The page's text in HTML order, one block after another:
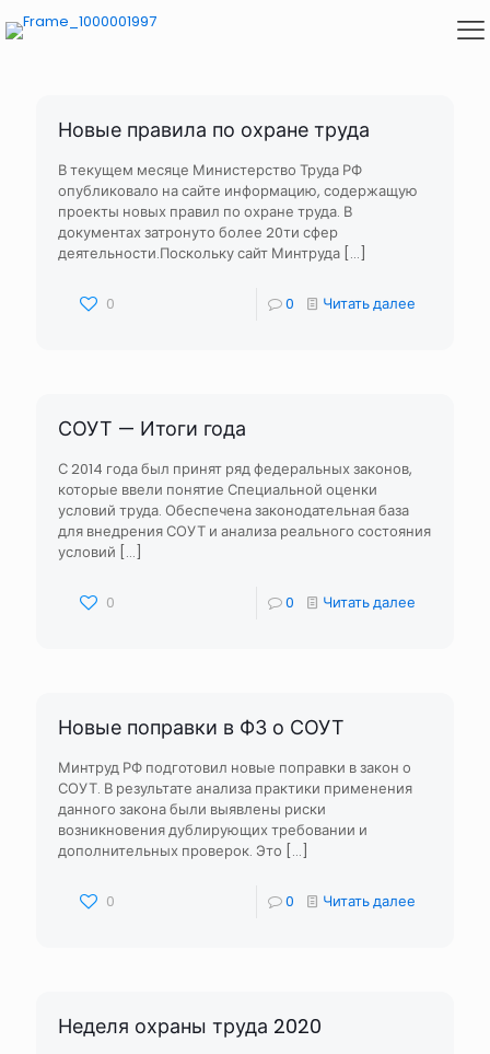
Новые правила по охране труда
В текущем месяце Министерство Труда РФ
опубликовало на сайте информацию, содержащую
проекты новых правил по охране труда. В
документах затронуто более 20ти сфер
деятельности.Поскольку сайт Минтруда […]
0 0 Читать далее
СОУТ — Итоги года
С 2014 года был принят ряд федеральных законов,
которые ввели понятие Специальной оценки
условий труда. Обеспечена законодательная база
для внедрения СОУТ и анализа реального состояния
условий […]
0 0 Читать далее
Новые поправки в ФЗ о СОУТ
Минтруд РФ подготовил новые поправки в закон о
СОУТ. В результате анализа практики применения
данного закона были выявлены риски
возникновения дублирующих требовании и
дополнительных проверок. Это […]
0 0 Читать далее
Неделя охраны труда 2020